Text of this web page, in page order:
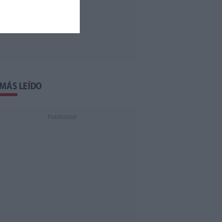
LEÍDO